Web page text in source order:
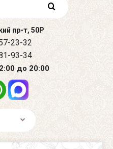
пр-т, 50Р
23-32
93-34
до 20:00